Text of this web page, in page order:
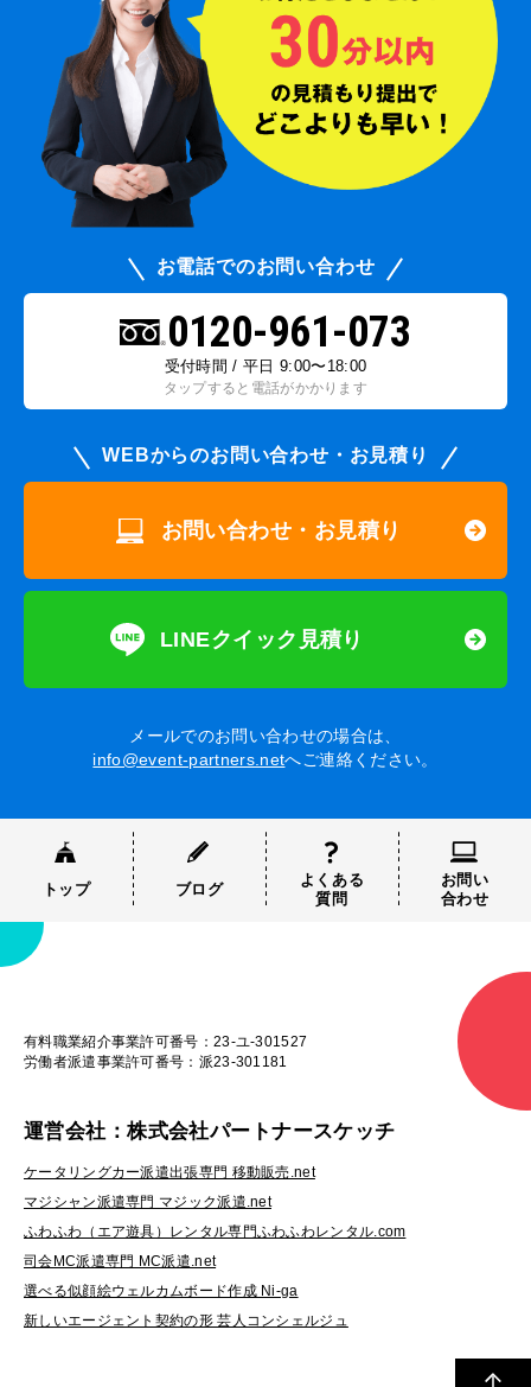
お電話でのお問い合わせ
0120-961-073
受付時間 / 平日 9:00〜18:00
タップすると電話がかかります
WEBからのお問い合わせ・お見積り
お問い合わせ・お見積り
LINEクイック見積り
メールでのお問い合わせの場合は、
info@event-partners.netへご連絡ください。
トップ ブログ
よくある
質問
お問い
合わせ
有料職業紹介事業許可番号：23-ユ-301527
労働者派遣事業許可番号：派23-301181
運営会社：株式会社パートナースケッチ
ケータリングカー派遣出張専門 移動販売.net
マジシャン派遣専門 マジック派遣.net
ふわふわ（エア遊具）レンタル専門ふわふわレンタル.com
司会MC派遣専門 MC派遣.net
選べる似顔絵ウェルカムボード作成 Ni-ga
新しいエージェント契約の形 芸人コンシェルジュ